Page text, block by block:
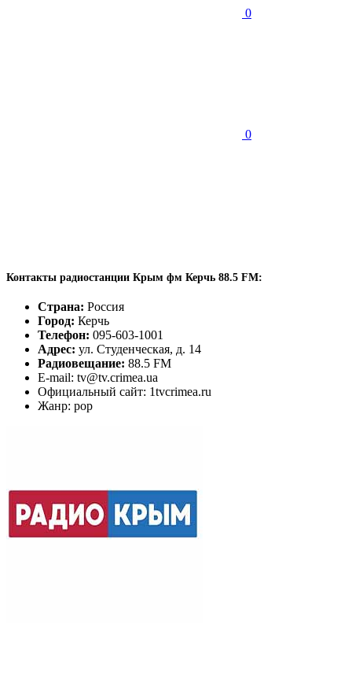
0
0
Контакты радиостанции Крым фм Керчь 88.5 FM:
Страна: Россия
Город: Керчь
Телефон: 095-603-1001
Адрес: ул. Студенческая, д. 14
Радиовещание: 88.5 FM
E-mail: tv@tv.crimea.ua
Официальный сайт: 1tvcrimea.ru
Жанр: pop